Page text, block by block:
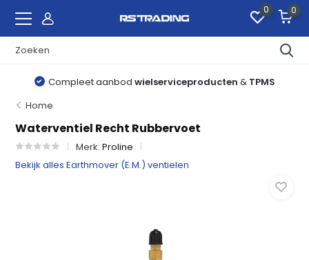
0 0
Compleet aanbod wielserviceproducten & TPMS
Home
Waterventiel Recht Rubbervoet
Merk:Proline
Bekijk alles Earthmover (E.M.) ventielen